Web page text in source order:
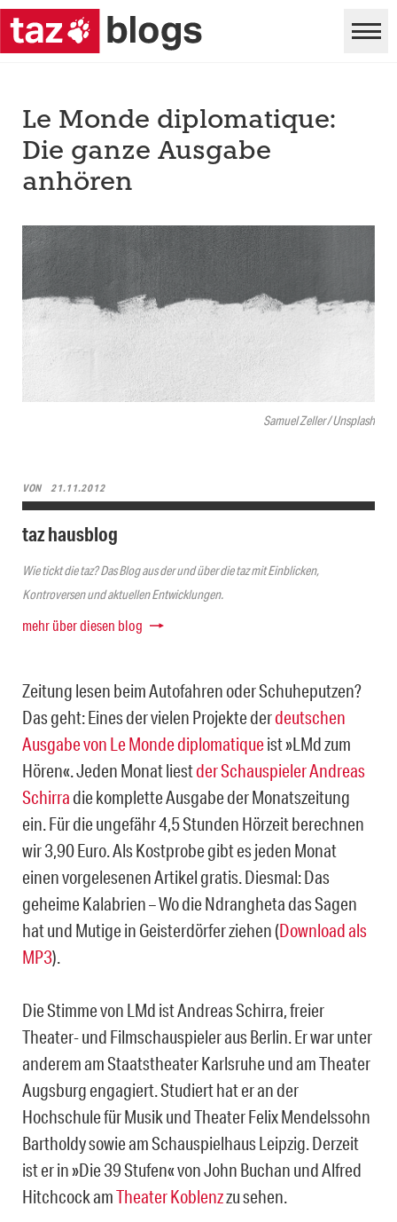
Samuel Zeller / Unsplash
Le Monde diplomatique:
Die ganze Ausgabe
anhören
VON 21.11.2012
taz hausblog
Wie tickt die taz? Das Blog aus der und über die taz mit Einblicken,
Kontroversen und aktuellen Entwicklungen.
mehr über diesen blog
Zeitung lesen beim Autofahren oder Schuheputzen?
Das geht: Eines der vielen Projekte derdeutschen
Ausgabe von Le Monde diplomatiqueist »LMd zum
Hören«. Jeden Monat liestder Schauspieler Andreas
Schirradie komplette Ausgabe der Monatszeitung
ein. Für die ungefähr 4,5 Stunden Hörzeit berechnen
wir 3,90 Euro. Als Kostprobe gibt es jeden Monat
einen vorgelesenen Artikel gratis. Diesmal: Das
geheime Kalabrien – Wo die Ndrangheta das Sagen
hat und Mutige in Geisterdörfer ziehen (Download als
MP3).
Die Stimme von LMd ist Andreas Schirra, freier
Theater- und Filmschauspieler aus Berlin. Er war unter
anderem am Staatstheater Karlsruhe und am Theater
Augsburg engagiert. Studiert hat er an der
Hochschule für Musik und Theater Felix Mendelssohn
Bartholdy sowie am Schauspielhaus Leipzig. Derzeit
ist er in »Die 39 Stufen« von John Buchan und Alfred
Hitchcock amTheater Koblenzzu sehen.